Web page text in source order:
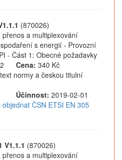
(870026)
a multiplexování
s energií - Provozní
- Část 1: Obecné požadavky
Cena: 340 Kč
normy a českou titulní
Účinnost: 2019-02-01
ČSN ETSI EN 305
V1.1.1 (870026)
a multiplexování